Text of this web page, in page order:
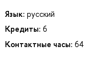
Язык: русский
Кредиты: 6
Контактные часы: 64